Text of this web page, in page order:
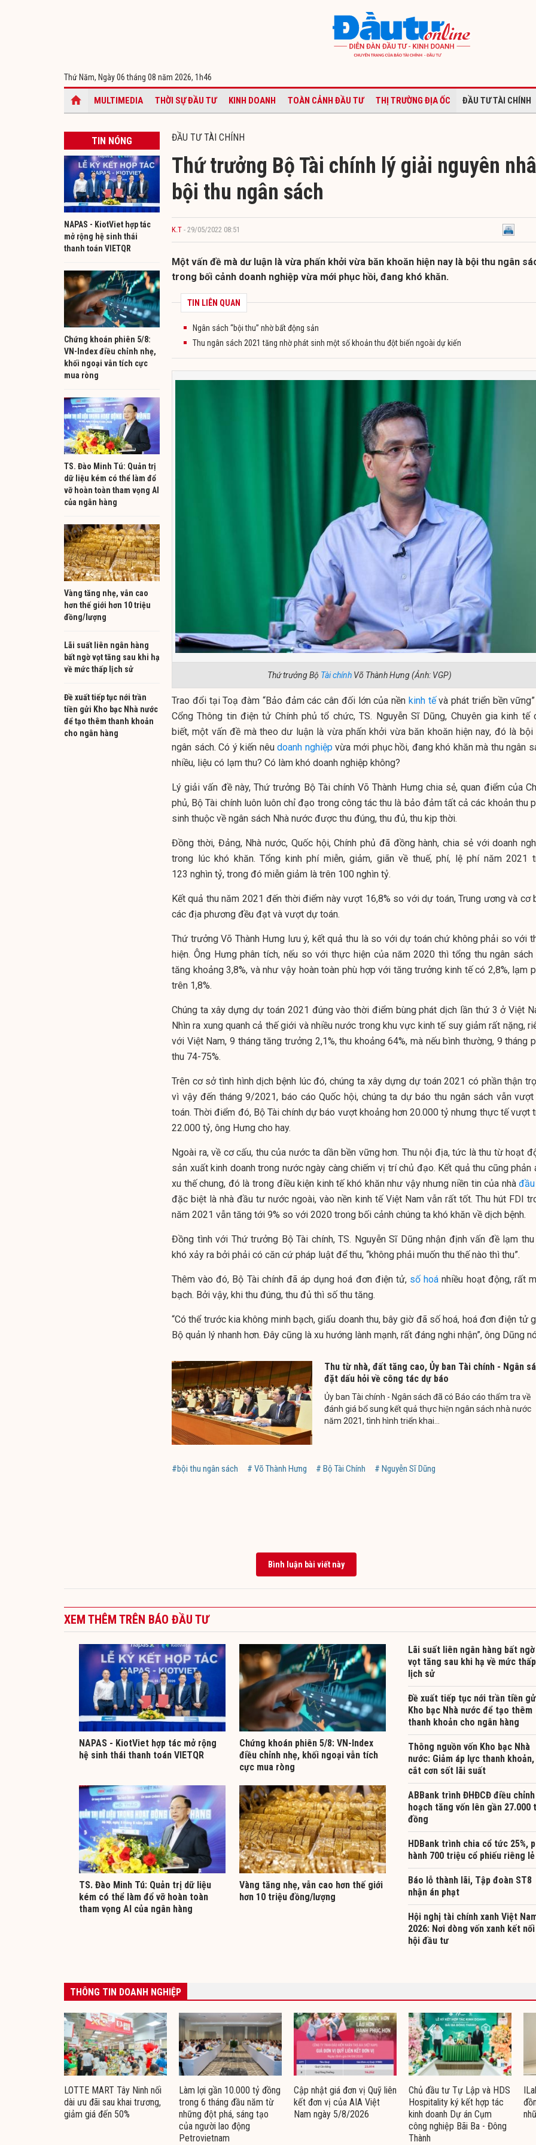
Thứ Năm, Ngày 06 tháng 08 năm 2026, 1h46
MULTIMEDIA THỜI SỰ ĐẦU TƯ KINH DOANH TOÀN CẢNH ĐẦU TƯ THỊ TRƯỜNG ĐỊA ỐC ĐẦU TƯ TÀI CHÍNH
TIN NÓNG
NAPAS - KiotViet hợp tác
mở rộng hệ sinh thái
thanh toán VIETQR
Chứng khoán phiên 5/8:
VN-Index điều chỉnh nhẹ,
khối ngoại vẫn tích cực
mua ròng
TS. Đào Minh Tú: Quản trị
dữ liệu kém có thể làm đổ
vỡ hoàn toàn tham vọng AI
của ngân hàng
Vàng tăng nhẹ, vẫn cao
hơn thế giới hơn 10 triệu
đồng/lượng
Lãi suất liên ngân hàng
bất ngờ vọt tăng sau khi hạ
về mức thấp lịch sử
Đề xuất tiếp tục nới trần
tiền gửi Kho bạc Nhà nước
để tạo thêm thanh khoản
cho ngân hàng
ĐẦU TƯ TÀI CHÍNH
Thứ trưởng Bộ Tài chính lý giải nguyên
bội thu ngân sách
K.T - 29/05/2022 08:51
Một vấn đề mà dư luận là vừa phấn khởi vừa băn khoăn hiện nay là bội thu ngân
trong bối cảnh doanh nghiệp vừa mới phục hồi, đang khó khăn.
TIN LIÊN QUAN
Ngân sách “bội thu” nhờ bất động sản
Thu ngân sách 2021 tăng nhờ phát sinh một số khoản thu đột biến ngoài dự kiến
Thứ trưởng Bộ Tài chínhVõ Thành Hưng (Ảnh: VGP)
Trao đổi tại Toạ đàm “Bảo đảm các cân đối lớn của nền kinh tếvà phát triển bền
Cổng Thông tin điện tử Chính phủ tổ chức, TS. Nguyễn Sĩ Dũng, Chuyên gia kinh tế
biết, một vấn đề mà theo dư luận là vừa phấn khởi vừa băn khoăn hiện nay, đó là bội
ngân sách. Có ý kiến nêudoanh nghiệpvừa mới phục hồi, đang khó khăn mà thu ngân
nhiều, liệu có lạm thu? Có làm khó doanh nghiệp không?
Lý giải vấn đề này, Thứ trưởng Bộ Tài chính Võ Thành Hưng chia sẻ, quan điểm của
phủ, Bộ Tài chính luôn luôn chỉ đạo trong công tác thu là bảo đảm tất cả các khoản thu
sinh thuộc về ngân sách Nhà nước được thu đúng, thu đủ, thu kịp thời.
Đồng thời, Đảng, Nhà nước, Quốc hội, Chính phủ đã đồng hành, chia sẻ với doanh
trong lúc khó khăn. Tổng kinh phí miễn, giảm, giãn về thuế, phí, lệ phí năm 2021
123 nghìn tỷ, trong đó miễn giảm là trên 100 nghìn tỷ.
Kết quả thu năm 2021 đến thời điểm này vượt 16,8% so với dự toán, Trung ương và cơ
các địa phương đều đạt và vượt dự toán.
Thứ trưởng Võ Thành Hưng lưu ý, kết quả thu là so với dự toán chứ không phải so với
hiện. Ông Hưng phân tích, nếu so với thực hiện của năm 2020 thì tổng thu ngân sách
tăng khoảng 3,8%, và như vậy hoàn toàn phù hợp với tăng trưởng kinh tế có 2,8%, lạm
trên 1,8%.
Chúng ta xây dựng dự toán 2021 đúng vào thời điểm bùng phát dịch lần thứ 3 ở Việt
Nhìn ra xung quanh cả thế giới và nhiều nước trong khu vực kinh tế suy giảm rất nặng,
với Việt Nam, 9 tháng tăng trưởng 2,1%, thu khoảng 64%, mà nếu bình thường, 9 tháng
thu 74-75%.
Trên cơ sở tình hình dịch bệnh lúc đó, chúng ta xây dựng dự toán 2021 có phần thận
vì vậy đến tháng 9/2021, báo cáo Quốc hội, chúng ta dự báo thu ngân sách vẫn
toán. Thời điểm đó, Bộ Tài chính dự báo vượt khoảng hơn 20.000 tỷ nhưng thực tế vượt
22.000 tỷ, ông Hưng cho hay.
Ngoài ra, về cơ cấu, thu của nước ta dần bền vững hơn. Thu nội địa, tức là thu từ hoạt
sản xuất kinh doanh trong nước ngày càng chiếm vị trí chủ đạo. Kết quả thu cũng phản
xu thế chung, đó là trong điều kiện kinh tế khó khăn như vậy nhưng niền tin của nhà
đặc biệt là nhà đầu tư nước ngoài, vào nền kinh tế Việt Nam vẫn rất tốt. Thu hút FDI
năm 2021 vẫn tăng tới 9% so với 2020 trong bối cảnh chúng ta khó khăn về dịch bệnh.
Đồng tình với Thứ trưởng Bộ Tài chính, TS. Nguyễn Sĩ Dũng nhận định vấn đề lạm
khó xảy ra bởi phải có căn cứ pháp luật để thu, “không phải muốn thu thế nào thì thu”.
Thêm vào đó, Bộ Tài chính đã áp dụng hoá đơn điện tử, số hoá nhiều hoạt động, rất
bạch. Bởi vậy, khi thu đúng, thu đủ thì số thu tăng.
“Có thể trước kia không minh bạch, giấu doanh thu, bây giờ đã số hoá, hoá đơn điện tử
Bộ quản lý nhanh hơn. Đây cũng là xu hướng lành mạnh, rất đáng nghi nhận”, ông Dũng
Thu từ nhà, đất tăng cao, Ủy ban Tài chính - Ngân
đặt dấu hỏi về công tác dự báo
Ủy ban Tài chính - Ngân sách đã có Báo cáo thẩm tra về
đánh giá bổ sung kết quả thực hiện ngân sách nhà nước
năm 2021, tình hình triển khai...
#bội thu ngân sách # Võ Thành Hưng # Bộ Tài Chính # Nguyễn Sĩ Dũng
Bình luận bài viết này
XEM THÊM TRÊN BÁO ĐẦU TƯ
NAPAS - KiotViet hợp tác mở rộng
hệ sinh thái thanh toán VIETQR
Chứng khoán phiên 5/8: VN-Index
điều chỉnh nhẹ, khối ngoại vẫn tích
cực mua ròng
TS. Đào Minh Tú: Quản trị dữ liệu
kém có thể làm đổ vỡ hoàn toàn
tham vọng AI của ngân hàng
Vàng tăng nhẹ, vẫn cao hơn thế giới
hơn 10 triệu đồng/lượng
Lãi suất liên ngân hàng bất ngờ
vọt tăng sau khi hạ về mức thấp
lịch sử
Đề xuất tiếp tục nới trần tiền
Kho bạc Nhà nước để tạo thêm
thanh khoản cho ngân hàng
Thông nguồn vốn Kho bạc Nhà
nước: Giảm áp lực thanh khoản,
cắt cơn sốt lãi suất
ABBank trình ĐHĐCĐ điều
hoạch tăng vốn lên gần 27.000
đồng
HDBank trình chia cổ tức 25%,
hành 700 triệu cổ phiếu riêng lẻ
Báo lỗ thành lãi, Tập đoàn ST8
nhận án phạt
Hội nghị tài chính xanh Việt
2026: Nơi dòng vốn xanh kết
hội đầu tư
THÔNG TIN DOANH NGHIỆP
LOTTE MART Tây Ninh nối
dài ưu đãi sau khai trương,
giảm giá đến 50%
Làm lợi gần 10.000 tỷ đồng
trong 6 tháng đầu năm từ
những đột phá, sáng tạo
của người lao động
Petrovietnam
Cập nhật giá đơn vị Quỹ liên
kết đơn vị của AIA Việt
Nam ngày 5/8/2026
Chủ đầu tư Tự Lập và HDS
Hospitality ký kết hợp tác
kinh doanh Dự án Cụm
công nghiệp Bãi Ba - Đông
Thành